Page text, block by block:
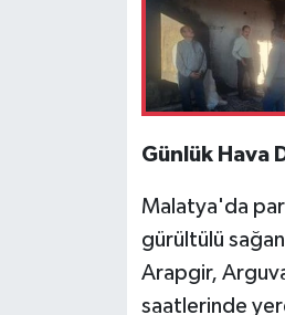
Günlük Hava
Malatya'da
gürültülü
Arapgir,
saatlerinde